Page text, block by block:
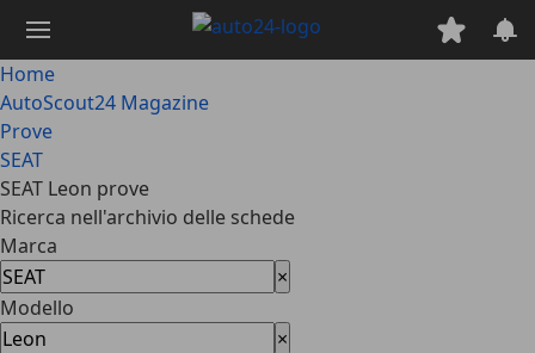
contenuto
principale
Home
AutoScout24 Magazine
Prove
SEAT
SEAT Leon prove
Ricerca nell'archivio delle schede
Marca
×
Modello
×